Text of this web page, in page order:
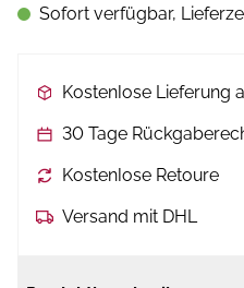
Sofort verfügbar,
Kostenlose Lieferung
30 Tage
Kostenlose Retoure
Versand mit DHL